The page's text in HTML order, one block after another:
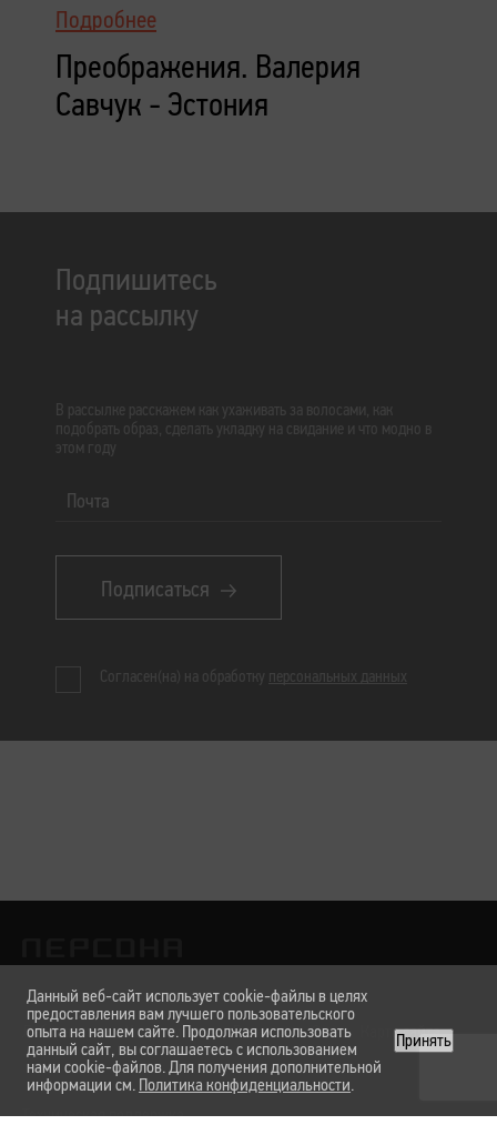
Подробнее
Преображения. Валерия
Савчук - Эстония
Подпишитесь
на рассылку
В рассылке расскажем как ухаживать за волосами, как
подобрать образ, сделать укладку на свидание и что модно в
этом году
Почта
Подписаться
Согласен(на) на обработку персональных данных
Лаборатории Услуги и цены Вакансии О нас Карта сайта
Техническая поддержка
Данный веб-сайт использует cookie-файлы в целях
предоставления вам лучшего пользовательского
опыта на нашем сайте. Продолжая использовать
данный сайт, вы соглашаетесь с использованием
нами cookie-файлов. Для получения дополнительной
информации см. Политика конфиденциальности
Принять